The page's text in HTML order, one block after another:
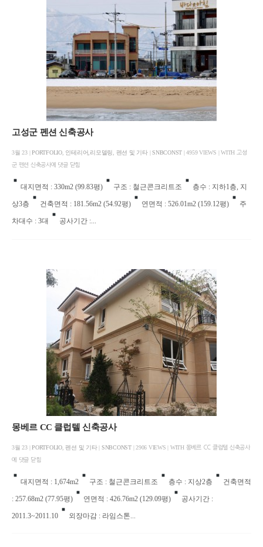
고성군 펜션 신축공사
3월 23 | PORTFOLIO, 인테리어,리모델링, 펜션 및 기타| SNBCONST | 4959 VIEWS | WITH 고성
군 펜션 신축공사에 댓글 닫힘
대지면적 : 330m2 (99.83평) 구조 : 철근콘크리트조 층수 : 지하1층, 지
상3층 건축면적 : 181.56m2 (54.92평) 연면적 : 526.01m2 (159.12평) 주
차대수 : 3대 공사기간 :...
몽베르 CC 클럽텔 신축공사
3월 23 | PORTFOLIO,펜션 및 기타| SNBCONST| 2906 VIEWS | WITH 몽베르 CC 클럽텔 신축공사
에 댓글 닫힘
대지면적 : 1,674m2 구조 : 철근콘크리트조 층수 : 지상2층 건축면적
: 257.68m2 (77.95평) 연면적 : 426.76m2 (129.09평) 공사기간 :
2011.3~2011.10 외장마감 : 라임스톤...